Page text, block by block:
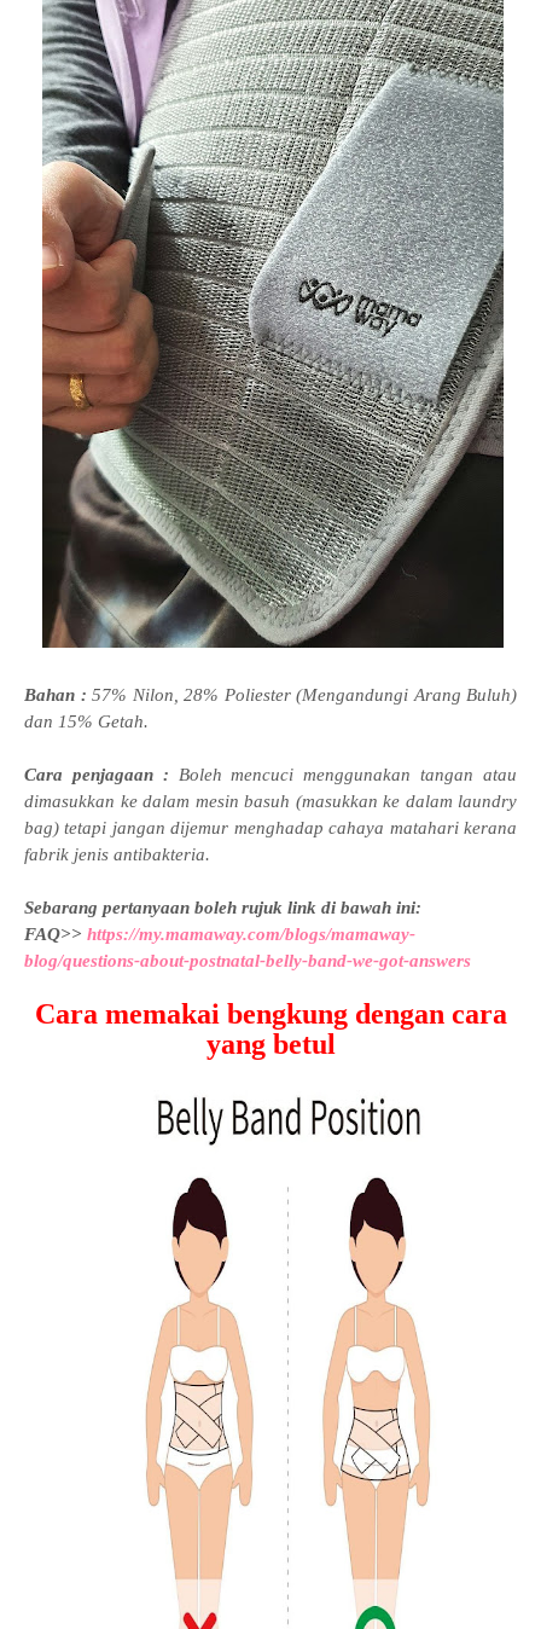
Bahan : 57% Nilon, 28% Poliester (Mengandungi Arang Buluh)
dan 15% Getah.
Cara penjagaan : Boleh mencuci menggunakan tangan atau
dimasukkan ke dalam mesin basuh (masukkan ke dalam laundry
bag) tetapi jangan dijemur menghadap cahaya matahari kerana
fabrik jenis antibakteria.
Sebarang pertanyaan boleh rujuk link di bawah ini:
FAQ>> https://my.mamaway.com/blogs/mamaway-
blog/questions-about-postnatal-belly-band-we-got-answers
Cara memakai bengkung dengan cara
yang betul